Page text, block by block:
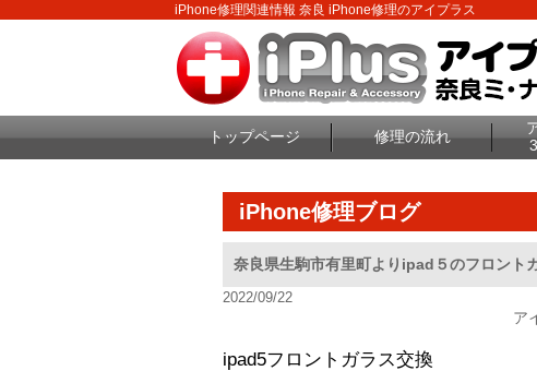
iPhone修理関連情報 奈良 iPhone修理のアイプラス
トップページ 修理の流れ
iPhone修理ブログ
奈良県生駒市有里町よりipad５のフロント
2022/09/22
ア
ipad5フロントガラス交換